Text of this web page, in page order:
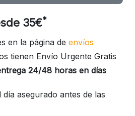
35€*
en la página de envíos
tienen Envío Urgente Gratis
24/48 horas en días
asegurado antes de las